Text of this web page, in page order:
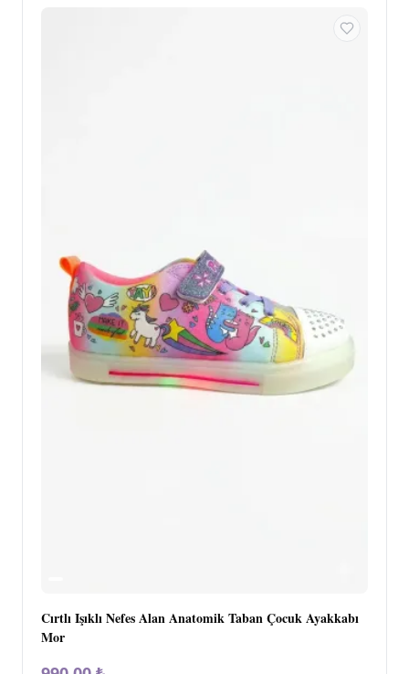
Cırtlı Işıklı Nefes Alan Anatomik Taban Çocuk Ayakkabı
Mor